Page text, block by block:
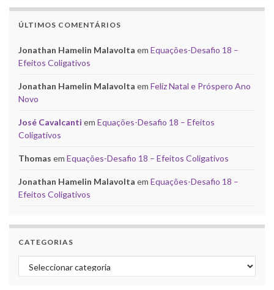
ÚLTIMOS COMENTÁRIOS
Jonathan Hamelin Malavolta em Equações-Desafio 18 –
Efeitos Coligativos
Jonathan Hamelin Malavolta em Feliz Natal e Próspero Ano
Novo
José Cavalcanti em Equações-Desafio 18 – Efeitos
Coligativos
Thomas em Equações-Desafio 18 – Efeitos Coligativos
Jonathan Hamelin Malavolta em Equações-Desafio 18 –
Efeitos Coligativos
CATEGORIAS
Categorias